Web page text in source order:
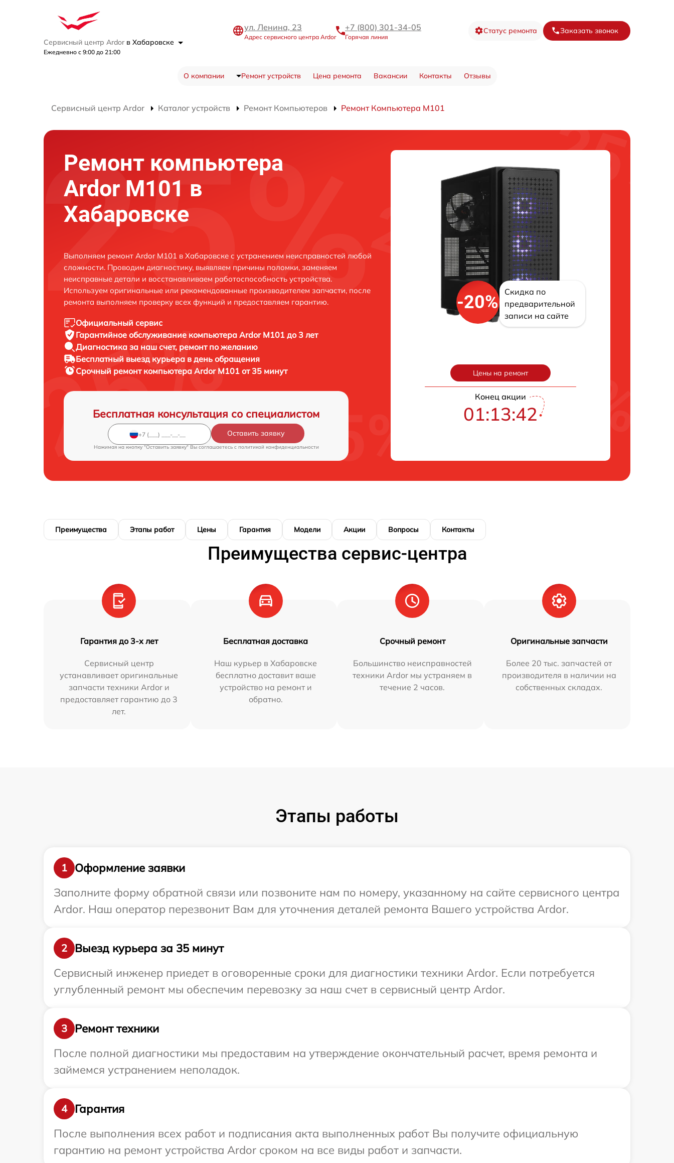
Сервисный центр Ardor в Хабаровске
Ежедневно с 9:00 до 21:00
ул. Ленина, 23
Адрес сервисного центра Ardor
+7 (800) 301-34-05
Горячая линия
Статус ремонта Заказать звонок
О компании Ремонт устройств Цена ремонта Вакансии Контакты Отзывы
Сервисный центр Ardor Каталог устройств Ремонт Компьютеров Ремонт Компьютера M101
Ремонт компьютера
Ardor M101 в
Хабаровске
Выполняем ремонт Ardor M101 в Хабаровске с устранением неисправностей любой
сложности. Проводим диагностику, выявляем причины поломки, заменяем
неисправные детали и восстанавливаем работоспособность устройства.
Используем оригинальные или рекомендованные производителем запчасти, после
ремонта выполняем проверку всех функций и предоставляем гарантию.
Официальный сервис
Гарантийное обслуживание компьютера Ardor M101 до 3 лет
Диагностика за наш счет, ремонт по желанию
Бесплатный выезд курьера в день обращения
Срочный ремонт компьютера Ardor M101 от 35 минут
Бесплатная консультация со специалистом
Оставить заявку
Нажимая на кнопку "Оставить заявку" Вы соглашаетесь c политикой конфиденциальности
-20%
Скидка по
предварительной
записи на сайте
Цены на ремонт
Конец акции
01:13:41
Преимущества Этапы работ Цены Гарантия Модели Акции Вопросы Контакты
Преимущества сервис-центра
Гарантия до 3-х лет
Сервисный центр
устанавливает оригинальные
запчасти техники Ardor и
предоставляет гарантию до 3
лет.
Бесплатная доставка
Наш курьер в Хабаровске
бесплатно доставит ваше
устройство на ремонт и
обратно.
Срочный ремонт
Большинство неисправностей
техники Ardor мы устраняем в
течение 2 часов.
Оригинальные запчасти
Более 20 тыс. запчастей от
производителя в наличии на
собственных складах.
Этапы работы
1
Оформление заявки
Заполните форму обратной связи или позвоните нам по номеру, указанному на сайте сервисного центра
Ardor. Наш оператор перезвонит Вам для уточнения деталей ремонта Вашего устройства Ardor.
2
Выезд курьера за 35 минут
Сервисный инженер приедет в оговоренные сроки для диагностики техники Ardor. Если потребуется
углубленный ремонт мы обеспечим перевозку за наш счет в сервисный центр Ardor.
3
Ремонт техники
После полной диагностики мы предоставим на утверждение окончательный расчет, время ремонта и
займемся устранением неполадок.
4
Гарантия
После выполнения всех работ и подписания акта выполненных работ Вы получите официальную
гарантию на ремонт устройства Ardor сроком на все виды работ и запчасти.